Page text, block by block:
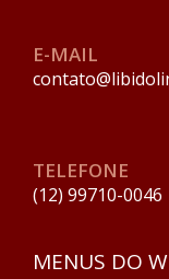
E-MAIL
TELEFONE
(12) 99710-0046
MENUS DO